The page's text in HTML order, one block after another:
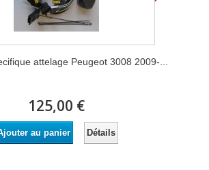
attelage Peugeot 3008 2009-...
125,00 €
au panier Détails